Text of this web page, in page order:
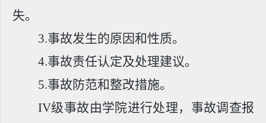
失。
3.事故发生的原因和性质。
4.事故责任认定及处理建议。
5.事故防范和整改措施。
IV级事故由学院进行处理，事故调查报